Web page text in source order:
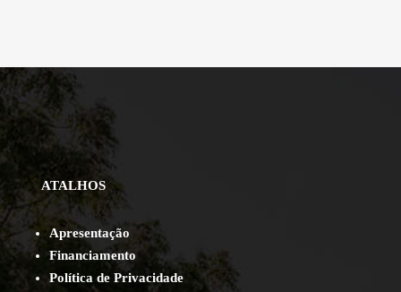
ATALHOS
Apresentação
Financiamento
Política de Privacidade